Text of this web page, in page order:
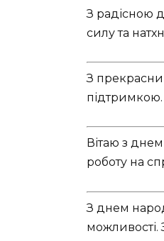
З радісною
силу та
З
підтримкою.
Вітаю з
роботу на
З днем